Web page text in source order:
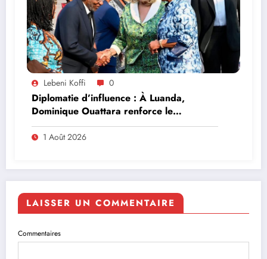
Lebeni Koffi 0
Diplomatie d’influence : À Luanda,
Dominique Ouattara renforce le
leadership solidaire de la Côte d’Ivoire en
Afrique
1 Août 2026
LAISSER UN COMMENTAIRE
Commentaires